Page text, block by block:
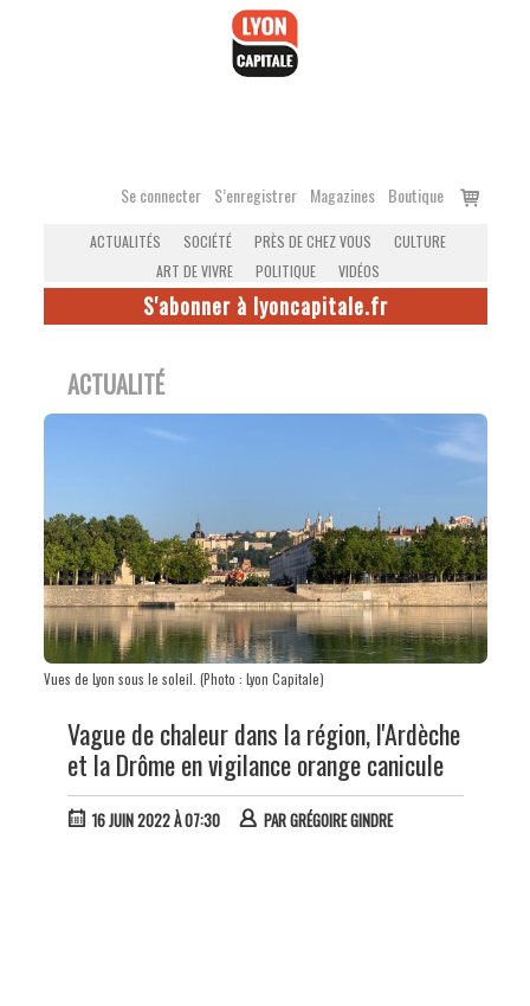
Se connecter S’enregistrer Magazines Boutique
Voir
ACTUALITÉS SOCIÉTÉ PRÈS DE CHEZ VOUS
CULTURE
ART DE VIVRE
POLITIQUE VIDÉOS
S'abonner à lyoncapitale.fr
ACTUALITÉ
Vues de Lyon sous le soleil. (Photo : Lyon Capitale)
Vague de chaleur dans la région, l'Ardèche
et la Drôme en vigilance orange canicule
16 JUIN 2022 À 07:30 PARGRÉGOIRE GINDRE